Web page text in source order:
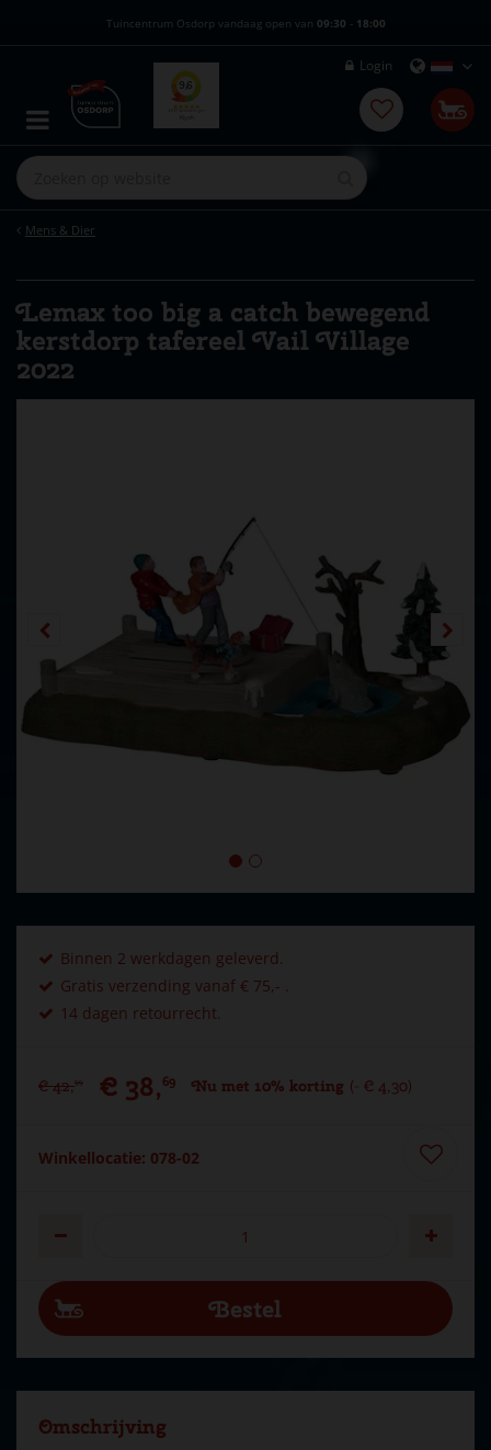
Mens & Dier
Tuincentrum Osdorp vandaag open van 09:30 - 18:00
Login
Lemax too big a catch bewegend
kerstdorp tafereel Vail Village
2022
Binnen 2 werkdagen geleverd.
Gratis verzending vanaf € 75,- .
14 dagen retourrecht.
€ 42,99 € 38,69 Nu met 10% korting € 4,30
Winkellocatie: 078-02
Omschrijving